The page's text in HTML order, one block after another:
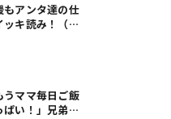
もアンタ達の仕
キ読み！（右
うママ毎日ご飯
い！」兄弟夏